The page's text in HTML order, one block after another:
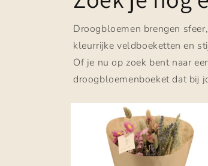
Droogbloemen brengen
kleurrijke veldboeketten en
Of je nu op zoek bent naar
droogbloemenboeket dat bij